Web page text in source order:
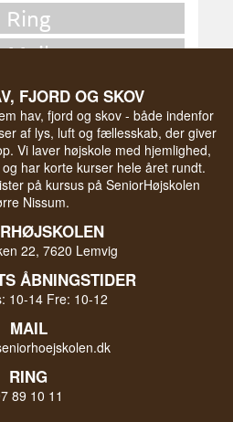
Ring
Mail
besked
FJORD OG SKOV
hav, fjord og skov - både indenfor
af lys, luft og fællesskab, der giver
Vi laver højskole med hjemlighed,
har korte kurser hele året rundt.
på kursus på SeniorHøjskolen
Nissum.
22, 7620 Lemvig
ÅBNINGSTIDER
10-14 Fre: 10-12
MAIL
RING
89 10 11